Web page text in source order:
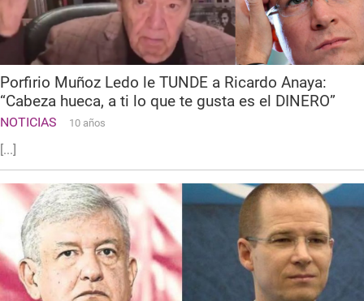
Porfirio Muñoz Ledo le TUNDE a Ricardo Anaya:
“Cabeza hueca, a ti lo que te gusta es el DINERO”
NOTICIAS 10 años
[...]